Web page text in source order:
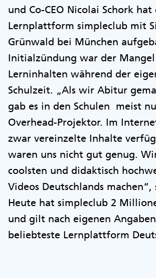
und Co-CEO Nicolai Schork
Lernplattform simpleclub mit
Grünwald bei München
Initialzündung war der
Lerninhalten während der
Schulzeit. „Als wir Abitur
gab es in den Schulen meist
Overhead-Projektor. Im
zwar vereinzelte Inhalte
waren uns nicht gut genug.
coolsten und didaktisch
Videos Deutschlands machen“,
Heute hat simpleclub 2
und gilt nach eigenen
beliebteste Lernplattform